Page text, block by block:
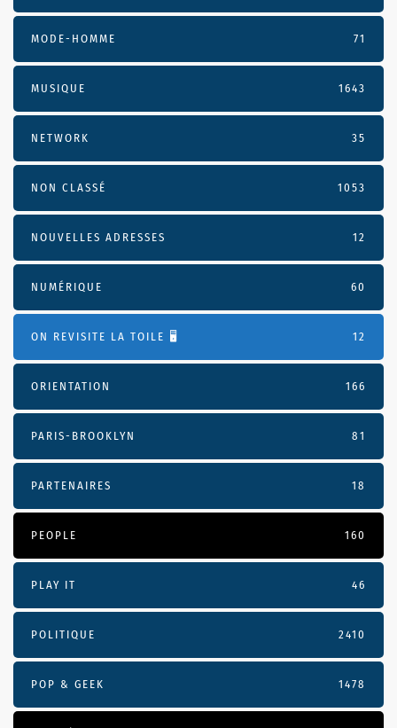
MODE-HOMME 71
MUSIQUE 1643
NETWORK 35
NON CLASSÉ 1053
NOUVELLES ADRESSES 12
NUMÉRIQUE 60
ON REVISITE LA TOILE 🖥️ 12
ORIENTATION 166
PARIS-BROOKLYN 81
PARTENAIRES 18
PEOPLE 160
PLAY IT 46
POLITIQUE 2410
POP & GEEK 1478